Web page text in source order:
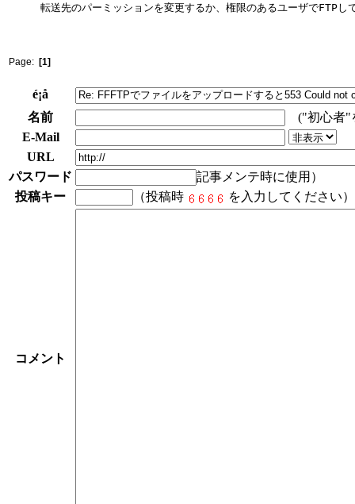
転送先のパーミッションを変更するか、権限のあるユーザでFTPし
Page: [1]
é¡å
名前
("初心者"
E-Mail
URL
パスワード
記事メンテ時に使用）
投稿キー
（投稿時 を入力してください）
コメント